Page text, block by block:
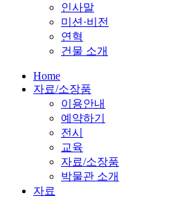
인사말
미션·비전
연혁
건물 소개
Home
자료/소장품
이용안내
예약하기
전시
교육
자료/소장품
박물관 소개
자료